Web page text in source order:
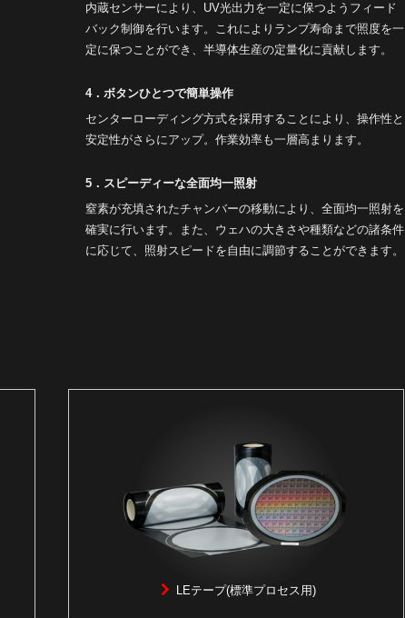
内蔵センサーにより、UV光出力を一定に保つようフィード
バック制御を行います。これによりランプ寿命まで照度を一
定に保つことができ、半導体生産の定量化に貢献します。
4．ボタンひとつで簡単操作
センターローディング方式を採用することにより、操作性と
安定性がさらにアップ。作業効率も一層高まります。
5．スピーディーな全面均一照射
窒素が充填されたチャンバーの移動により、全面均一照射を
確実に行います。また、ウェハの大きさや種類などの諸条件
に応じて、照射スピードを自由に調節することができます。
LEテープ(標準プロセス用)